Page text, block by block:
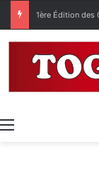
Menu